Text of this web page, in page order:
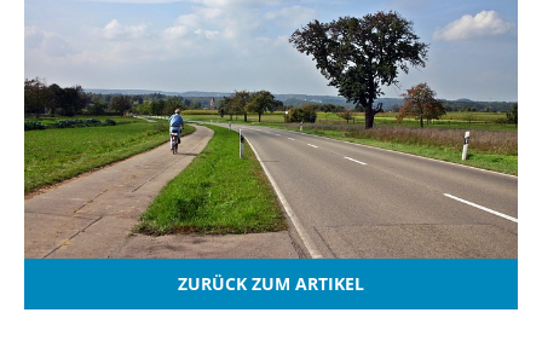
ZURÜCK ZUM ARTIKEL